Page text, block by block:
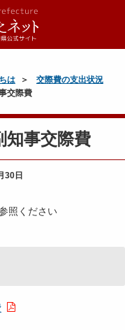
は
交際費の支出状況
交際費
事交際費
30日
照ください